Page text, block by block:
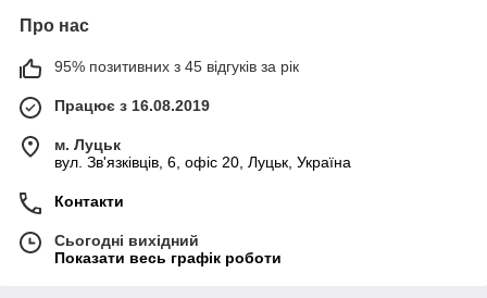
Про нас
95% позитивних з 45 відгуків за рік
Працює з 16.08.2019
м. Луцьк
вул. Зв'язківців, 6, офіс 20, Луцьк, Україна
Контакти
Сьогодні вихідний
Показати весь графік роботи